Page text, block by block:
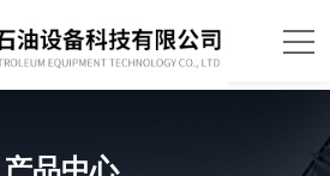
产品中心